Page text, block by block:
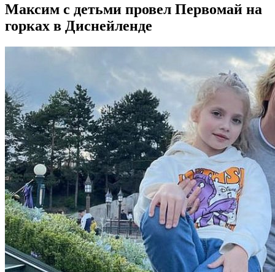
Максим с детьми провел Первомай на
горках в Диснейленде